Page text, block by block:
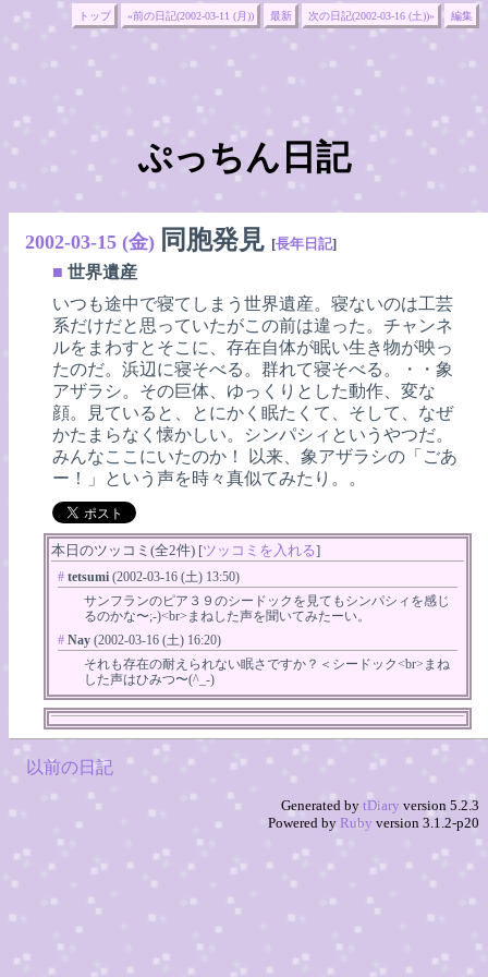
トップ «前の日記(2002-03-11 (月)) 最新 次の日記(2002-03-16 (土))» 編集
ぷっちん日記
2002-03-15 (金) 同胞発見 [長年日記]
■ 世界遺産
いつも途中で寝てしまう世界遺産。寝ないのは工芸
系だけだと思っていたがこの前は違った。チャンネ
ルをまわすとそこに、存在自体が眠い生き物が映っ
たのだ。浜辺に寝そべる。群れて寝そべる。・・象
アザラシ。その巨体、ゆっくりとした動作、変な
顔。見ていると、とにかく眠たくて、そして、なぜ
かたまらなく懐かしい。シンパシィというやつだ。
みんなここにいたのか！ 以来、象アザラシの「ごあ
ー！」という声を時々真似てみたり。。
本日のツッコミ(全2件) [ツッコミを入れる]
# tetsumi (2002-03-16 (土) 13:50)
サンフランのピア３９のシードックを見てもシンパシィを感じ
るのかな〜;-)<br>まねした声を聞いてみたーい。
# Nay (2002-03-16 (土) 16:20)
それも存在の耐えられない眠さですか？＜シードック<br>まね
した声はひみつ〜(^_-)
以前の日記
Generated by tDiary version 5.2.3
Powered by Ruby version 3.1.2-p20